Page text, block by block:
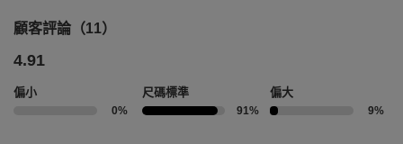
顧客評論（11）
4.91
偏小
0%
尺碼標準
91%
偏大
9%